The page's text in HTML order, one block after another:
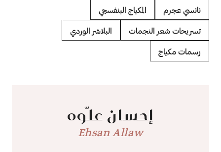
نانسي عجرم المكياج البنفسجي
تسريحات شعر النجمات البلاشر الوردي
رسمات مكياج
إحسان علّوه
Ehsan Allaw